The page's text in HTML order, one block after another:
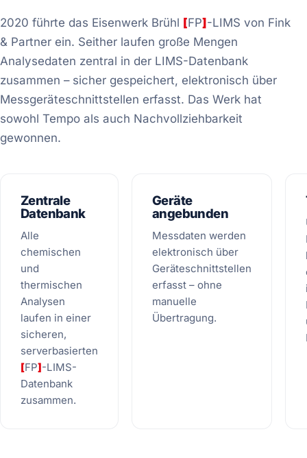
2020 führte das Eisenwerk Brühl [FP]-LIMS von Fink
& Partner ein. Seither laufen große Mengen
Analysedaten zentral in der LIMS-Datenbank
zusammen – sicher gespeichert, elektronisch über
Messgeräteschnittstellen erfasst. Das Werk hat
sowohl Tempo als auch Nachvollziehbarkeit
gewonnen.
Zentrale
Datenbank
Alle
chemischen
und
thermischen
Analysen
laufen in einer
sicheren,
serverbasierten
[FP]-LIMS-
Datenbank
zusammen.
Geräte
angebunden
Messdaten werden
elektronisch über
Geräteschnittstellen
erfasst – ohne
manuelle
Übertragung.